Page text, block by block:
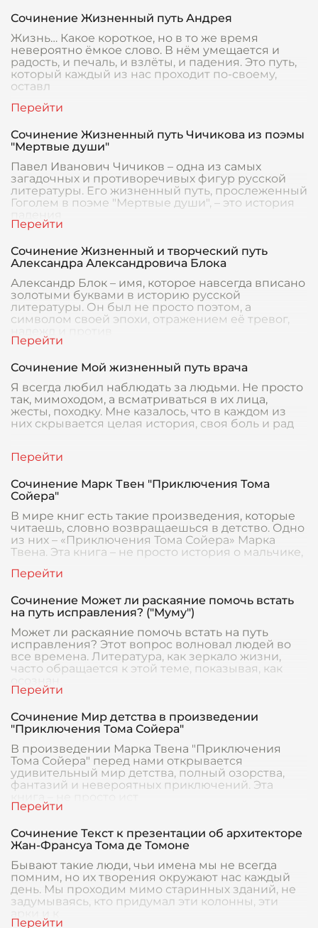
Сочинение Жизненный путь Андрея
Жизнь… Какое короткое, но в то же время
невероятно ёмкое слово. В нём умещается и
радость, и печаль, и взлёты, и падения. Это путь,
который каждый из нас проходит по-своему,
оставл
Сочинение Жизненный путь Чичикова из поэмы
"Мертвые души"
Павел Иванович Чичиков – одна из самых
загадочных и противоречивых фигур русской
литературы. Его жизненный путь, прослеженный
Гоголем в поэме "Мертвые души", – это история
Сочинение Жизненный и творческий путь
Александра Александровича Блока
Александр Блок – имя, которое навсегда вписано
золотыми буквами в историю русской
литературы. Он был не просто поэтом, а
символом своей эпохи, отражением её тревог,
Сочинение Мой жизненный путь врача
Я всегда любил наблюдать за людьми. Не просто
так, мимоходом, а всматриваться в их лица,
жесты, походку. Мне казалось, что в каждом из
них скрывается целая история, своя боль и рад
Сочинение Марк Твен "Приключения Тома
Сойера"
В мире книг есть такие произведения, которые
читаешь, словно возвращаешься в детство. Одно
из них – «Приключения Тома Сойера» Марка
Твена. Эта книга – не просто история о мальчике,
Сочинение Может ли раскаяние помочь встать
на путь исправления? ("Муму")
Может ли раскаяние помочь встать на путь
исправления? Этот вопрос волновал людей во
все времена. Литература, как зеркало жизни,
часто обращается к этой теме, показывая, как
Сочинение Мир детства в произведении
"Приключения Тома Сойера"
В произведении Марка Твена "Приключения
Тома Сойера" перед нами открывается
удивительный мир детства, полный озорства,
фантазий и невероятных приключений. Эта
Сочинение Текст к презентации об архитекторе
Жан-Франсуа Тома де Томоне
Бывают такие люди, чьи имена мы не всегда
помним, но их творения окружают нас каждый
день. Мы проходим мимо старинных зданий, не
задумываясь, кто придумал эти колонны, эти